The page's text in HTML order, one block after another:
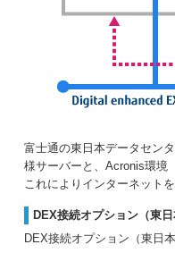
富士通の東日本データセン
様サーバーと、Acronis環境
これによりインターネット
DEX接続オプション（東
DEX接続オプション（東日